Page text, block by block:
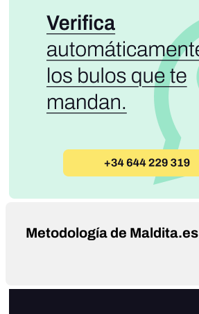
Metodología de Maldita.es